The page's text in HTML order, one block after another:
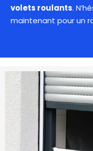
volets roulants.
maintenant pour un